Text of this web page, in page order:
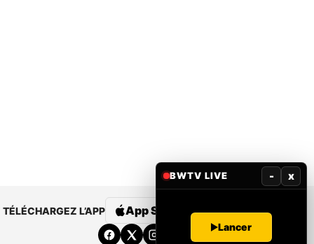
TÉLÉCHARGEZ L’APP App Store Google Play
BWTV LIVE - x
Lancer